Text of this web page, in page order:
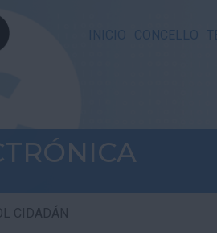
INICIO CONCELLO
CIDADÁN